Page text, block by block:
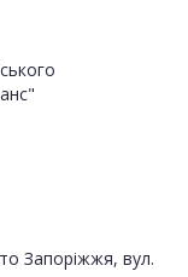
Запоріжжя, вул.